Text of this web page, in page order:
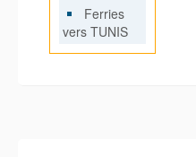
Ferries
vers TUNIS